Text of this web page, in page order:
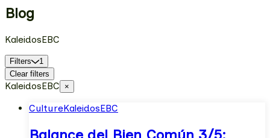
Blog
KaleidosEBC
Filters
1
Clear filters
KaleidosEBC ×
CultureKaleidosEBC